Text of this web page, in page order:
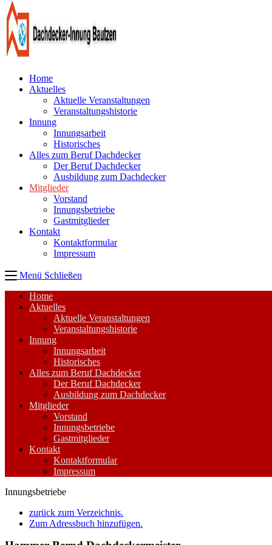
Zum
springen
Home
Aktuelles
Aktuelle Veranstaltungen
Veranstaltungshistorie
Innung
Innungsarbeit
Historisches
Alles zum Beruf Dachdecker
Der Beruf Dachdecker
Ausbildung zum Dachdecker
Mitglieder
Vorstand
Innungsbetriebe
Gastmitglieder
Kontakt
Kontaktformular
Impressum
Menü Schließen
Home
Aktuelles
Aktuelle Veranstaltungen
Veranstaltungshistorie
Innung
Innungsarbeit
Historisches
Alles zum Beruf Dachdecker
Der Beruf Dachdecker
Ausbildung zum Dachdecker
Mitglieder
Vorstand
Innungsbetriebe
Gastmitglieder
Kontakt
Kontaktformular
Impressum
Innungsbetriebe
zurück zum Verzeichnis.
Zum Adressbuch hinzufügen.